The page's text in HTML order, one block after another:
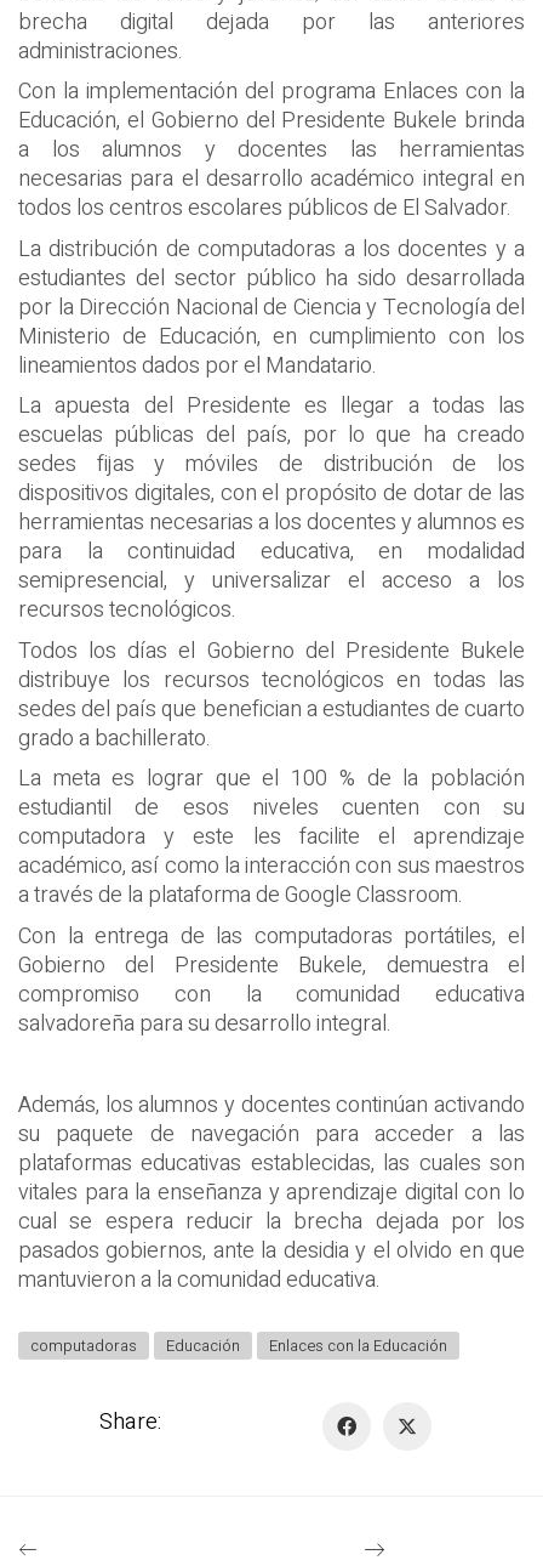
brecha digital dejada por las anteriores
administraciones.
Con la implementación del programa Enlaces con la
Educación, el Gobierno del Presidente Bukele brinda
a los alumnos y docentes las herramientas
necesarias para el desarrollo académico integral en
todos los centros escolares públicos de El Salvador.
La distribución de computadoras a los docentes y a
estudiantes del sector público ha sido desarrollada
por la Dirección Nacional de Ciencia y Tecnología del
Ministerio de Educación, en cumplimiento con los
lineamientos dados por el Mandatario.
La apuesta del Presidente es llegar a todas las
escuelas públicas del país, por lo que ha creado
sedes fijas y móviles de distribución de los
dispositivos digitales, con el propósito de dotar de las
herramientas necesarias a los docentes y alumnos es
para la continuidad educativa, en modalidad
semipresencial, y universalizar el acceso a los
recursos tecnológicos.
Todos los días el Gobierno del Presidente Bukele
distribuye los recursos tecnológicos en todas las
sedes del país que benefician a estudiantes de cuarto
grado a bachillerato.
La meta es lograr que el 100 % de la población
estudiantil de esos niveles cuenten con su
computadora y este les facilite el aprendizaje
académico, así como la interacción con sus maestros
a través de la plataforma de Google Classroom.
Con la entrega de las computadoras portátiles, el
Gobierno del Presidente Bukele, demuestra el
compromiso con la comunidad educativa
salvadoreña para su desarrollo integral.
Además, los alumnos y docentes continúan activando
su paquete de navegación para acceder a las
plataformas educativas establecidas, las cuales son
vitales para la enseñanza y aprendizaje digital con lo
cual se espera reducir la brecha dejada por los
pasados gobiernos, ante la desidia y el olvido en que
mantuvieron a la comunidad educativa.
computadoras Educación Enlaces con la Educación
Share: